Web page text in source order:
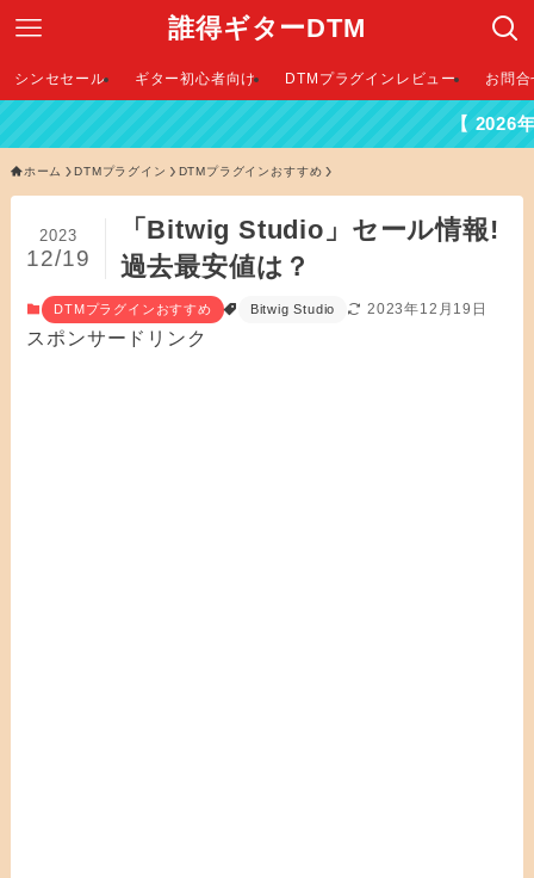
誰得ギターDTM
シンセセール ギター初心者向け DTMプラグインレビュー お問
【 2026年最新DTMセー
ホーム DTMプラグイン DTMプラグインおすすめ
「Bitwig Studio」セール情報!
過去最安値は？
2023
12/19
DTMプラグインおすすめ Bitwig Studio 2023年12月19日
スポンサードリンク